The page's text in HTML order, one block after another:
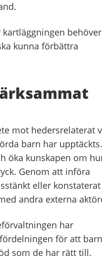
behöver
kunna förbättra
mot hedersrelaterat
barn har upptäckts.
öka kunskapen om
Genom att införa
eller konstaterat
andra externa
har
för att barn
som de har rätt till.